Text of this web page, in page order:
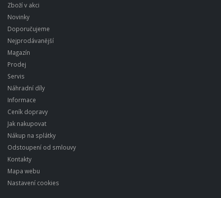
Zboží v akci
Novinky
Doporučujeme
Nejprodávanější
Magazín
Prodej
Servis
Náhradní díly
Informace
Ceník dopravy
Jak nakupovat
Nákup na splátky
Odstoupení od smlouvy
Kontakty
Mapa webu
Nastavení cookies